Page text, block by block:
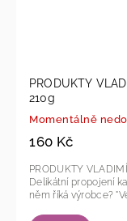
PRODUKTY
210g
Momentálně
160 Kč
PRODUKTY
Delikátní propojení
něm